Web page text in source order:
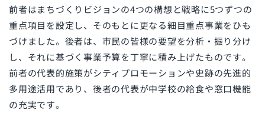
前者はまちづくりビジョンの4つの構想と戦略に5つずつの
重点項目を設定し、そのもとに更なる細目重点事業をひも
づけました。後者は、市民の皆様の要望を分析・振り分け
し、それに基づく事業予算を丁寧に積み上げたものです。
前者の代表的施策がシティプロモーションや史跡の先進的
多用途活用であり、後者の代表が中学校の給食や窓口機能
の充実です。